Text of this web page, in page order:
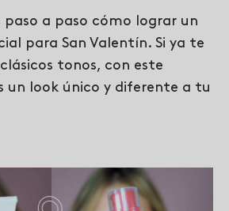
paso a paso cómo lograr un
para San Valentín. Si ya te
tonos, con este
un look único y diferente a tu